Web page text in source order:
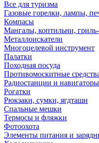
Все для туризма
Газовые горелки, лампы,
Компасы
Мангалы, коптильни,
Металлоискатели
Многоцелевой инструмент
Палатки
Походная посуда
Противомоскитные
Радиостанции и навигаторы
Рогатки
Рюкзаки, сумки, ягдташи
Спальные мешки
Термосы и фляжки
Фотоохота
Элементы питания и